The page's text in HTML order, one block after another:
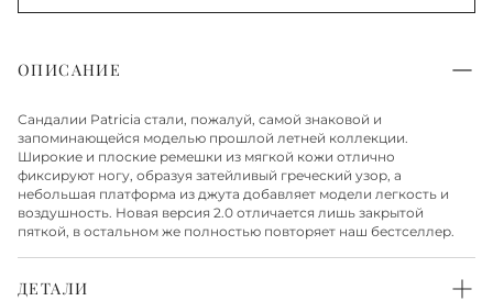
ОПИСАНИЕ
Сандалии Patricia стали, пожалуй, самой знаковой и
запоминающейся моделью прошлой летней коллекции.
Широкие и плоские ремешки из мягкой кожи отлично
фиксируют ногу, образуя затейливый греческий узор, а
небольшая платформа из джута добавляет модели легкость и
воздушность. Новая версия 2.0 отличается лишь закрытой
пяткой, в остальном же полностью повторяет наш бестселлер.
ДЕТАЛИ